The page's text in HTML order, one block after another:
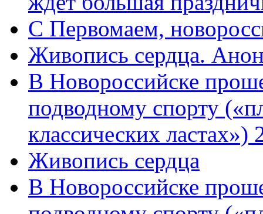
C Первомаем,
Живопись сердца.
В Новороссийске
подводному спорту
классических
Живопись сердца
В Новороссийске